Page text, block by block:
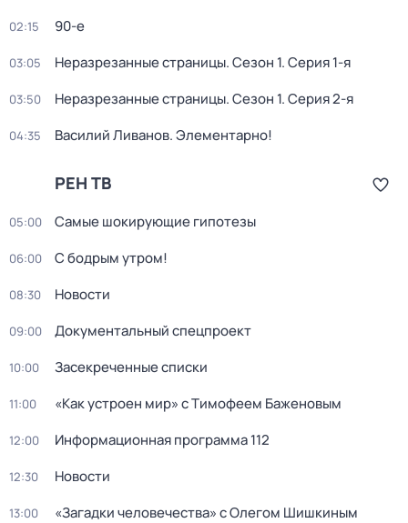
02:15 90-е
03:05 Неразрезанные страницы. Сезон 1. Серия 1-я
03:50 Неразрезанные страницы. Сезон 1. Серия 2-я
04:35 Василий Ливанов. Элементарно!
РЕН ТВ
05:00 Самые шoкиpующие гипотезы
06:00 С бодрым утром!
08:30 Новости
09:00 Документальный спецпроект
10:00 Заcекрeченные списки
11:00 «Как устроен мир» с Тимофеем Баженовым
12:00 Информационная программа 112
12:30 Новости
13:00 «Загадки человечества» с Олегом Шишкиным